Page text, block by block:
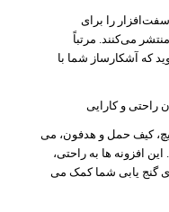
را برای
می‌کنند. مرتباً
که آشکارساز شما با
راحتی و کارایی
کیف حمل و هدفون، می
افزونه ها به راحتی،
گنج یابی شما کمک می